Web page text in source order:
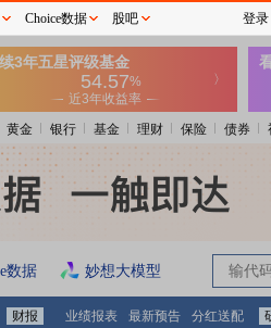
黄金 银行 基金 理财 保险 债券
数据 妙想大模型
财报 业绩报表 最新预告 分红送配
Choice数据 股吧 登录